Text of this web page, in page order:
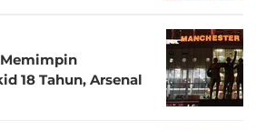
18 Tahun, Arsenal